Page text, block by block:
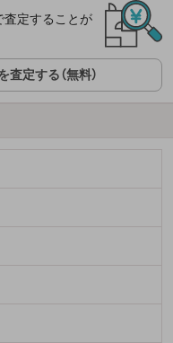
定することが
定する（無料）